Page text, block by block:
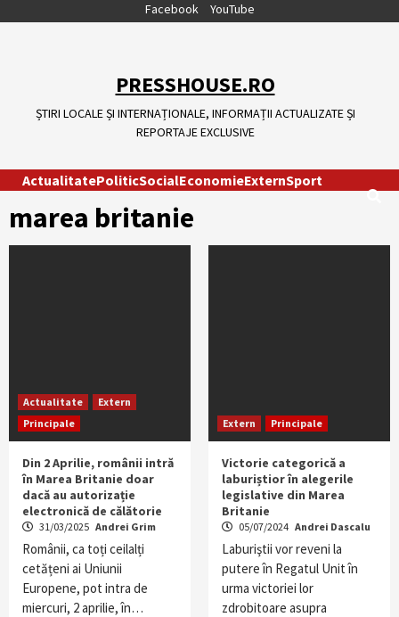
Facebook YouTube
PRESSHOUSE.RO
ȘTIRI LOCALE ȘI INTERNAȚIONALE, INFORMAȚII ACTUALIZATE ȘI
REPORTAJE EXCLUSIVE
ActualitatePoliticSocialEconomieExternSport
marea britanie
Actualitate
Extern
Principale
Din 2 Aprilie, românii intră
în Marea Britanie doar
dacă au autorizație
electronică de călătorie
31/03/2025 Andrei Grim
Românii, ca toți ceilalți
cetățeni ai Uniunii
Europene, pot intra de
miercuri, 2 aprilie, în…
Extern Principale
Victorie categorică a
laburiștior în alegerile
legislative din Marea
Britanie
05/07/2024 Andrei Dascalu
Laburiştii vor reveni la
putere în Regatul Unit în
urma victoriei lor
zdrobitoare asupra